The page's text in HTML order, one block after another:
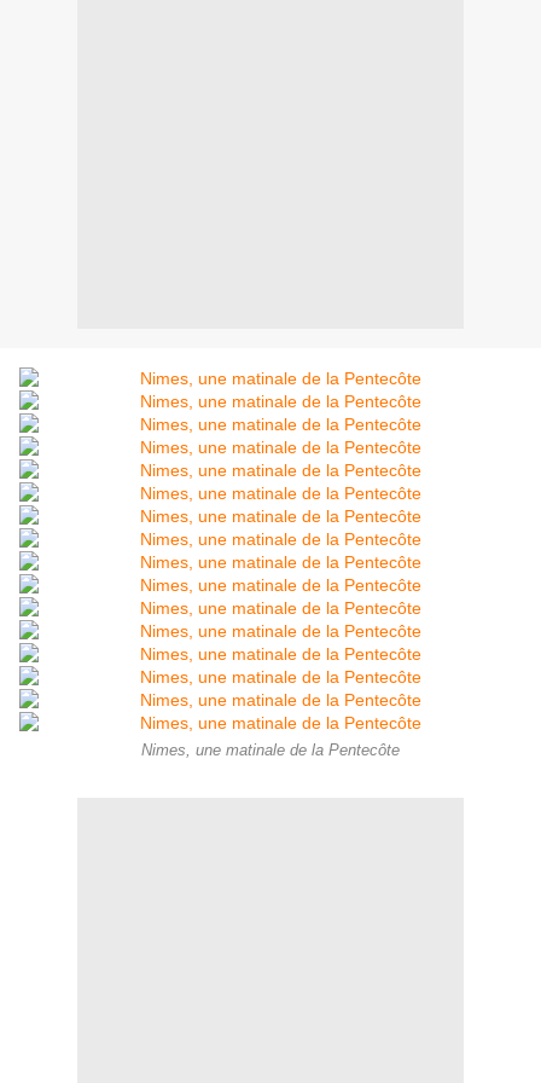
Nimes, une matinale de la Pentecôte